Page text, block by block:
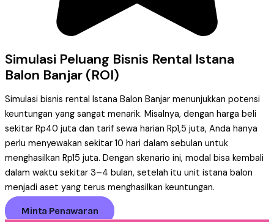
Simulasi Peluang Bisnis Rental Istana
Balon Banjar (ROI)
Simulasi bisnis rental Istana Balon Banjar menunjukkan potensi
keuntungan yang sangat menarik. Misalnya, dengan harga beli
sekitar Rp40 juta dan tarif sewa harian Rp1,5 juta, Anda hanya
perlu menyewakan sekitar 10 hari dalam sebulan untuk
menghasilkan Rp15 juta. Dengan skenario ini, modal bisa kembali
dalam waktu sekitar 3–4 bulan, setelah itu unit istana balon
menjadi aset yang terus menghasilkan keuntungan.
Minta Penawaran